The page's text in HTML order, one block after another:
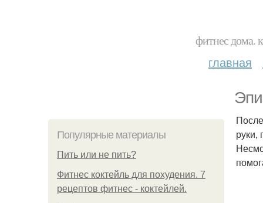
фитнес дома.
главная
Популярные материалы
Пить или не пить?
Фитнес коктейль для похудения. 7
рецептов фитнес - коктейлей.
руки,